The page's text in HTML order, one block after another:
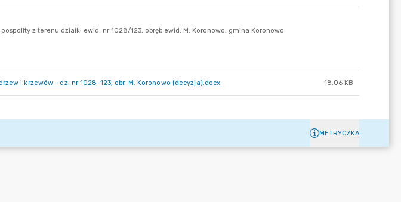
i krzewów - dz. nr 1028-123, obr. M. Koronowo (decyzja).docx 18.06 KB
METRYCZKA